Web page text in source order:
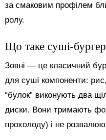
за смаковим профілем
ролу.
Що таке суші-
Зовні — це класичний
для суші компоненти:
“булок” виконують два
диски. Вони тримають
прохолоду) і не